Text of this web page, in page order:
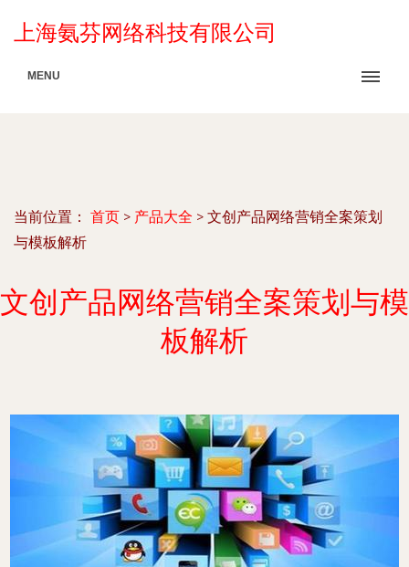
上海氨芬网络科技有限公司
MENU
当前位置： 首页 > 产品大全 > 文创产品网络营销全案策划
与模板解析
文创产品网络营销全案策划与模
板解析